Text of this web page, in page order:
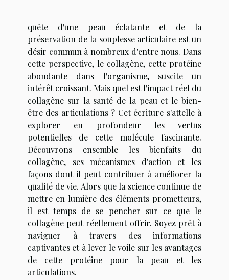
quête d'une peau éclatante et de la
préservation de la souplesse articulaire est un
désir commun à nombreux d'entre nous. Dans
cette perspective, le collagène, cette protéine
abondante dans l'organisme, suscite un
intérêt croissant. Mais quel est l'impact réel du
collagène sur la santé de la peau et le bien-
être des articulations ? Cet écriture s'attelle à
explorer en profondeur les vertus
potentielles de cette molécule fascinante.
Découvrons ensemble les bienfaits du
collagène, ses mécanismes d'action et les
façons dont il peut contribuer à améliorer la
qualité de vie. Alors que la science continue de
mettre en lumière des éléments prometteurs,
il est temps de se pencher sur ce que le
collagène peut réellement offrir. Soyez prêt à
naviguer à travers des informations
captivantes et à lever le voile sur les avantages
de cette protéine pour la peau et les
articulations.